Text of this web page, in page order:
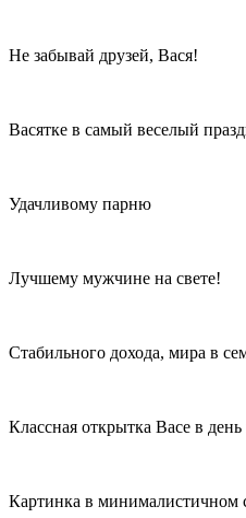
Не забывай друзей, Вася!
Васятке в самый веселый
Удачливому парню
Лучшему мужчине на свете!
Стабильного дохода, мира в
Классная открытка Васе в день
Картинка в минималистичном